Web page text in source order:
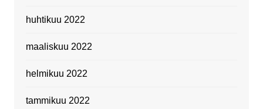
huhtikuu 2022
maaliskuu 2022
helmikuu 2022
tammikuu 2022